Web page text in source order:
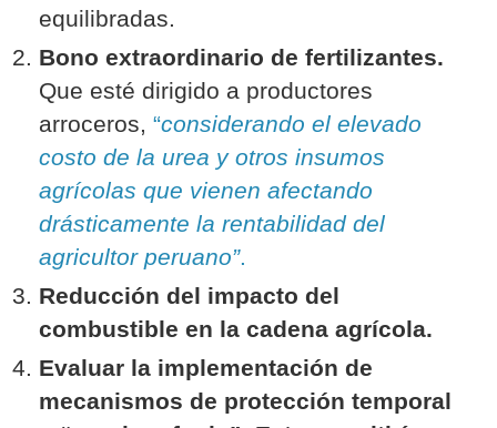
equilibradas.
Bono extraordinario de fertilizantes.
Que esté dirigido a productores
arroceros, “considerando el elevado
costo de la urea y otros insumos
agrícolas que vienen afectando
drásticamente la rentabilidad del
agricultor peruano”.
Reducción del impacto del
combustible en la cadena agrícola.
Evaluar la implementación de
mecanismos de protección temporal